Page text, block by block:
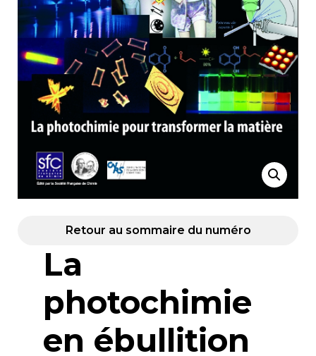
Retour au sommaire du numéro
La
photochimie
en ébullition